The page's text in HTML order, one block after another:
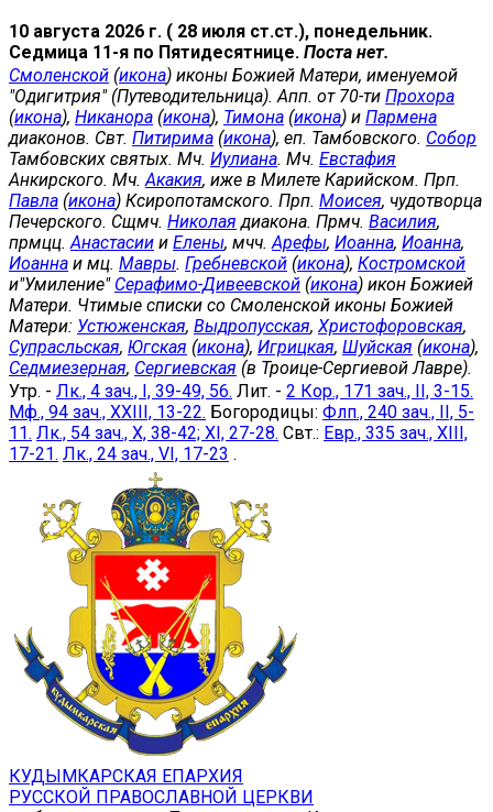
10 августа 2026 г. ( 28 июля ст.ст.), понедельник.
Седмица 11-я по Пятидесятнице. Поста нет.
Смоленской (икона) иконы Божией Матери, именуемой
"Одигитрия" (Путеводительница). Апп. от 70-ти Прохора
(икона), Никанора (икона), Тимона (икона) и Пармена
диаконов. Свт. Питирима (икона), еп. Тамбовского. Собор
Тамбовских святых. Мч. Иулиана. Мч. Евстафия
Анкирского. Мч. Акакия, иже в Милете Карийском. Прп.
Павла (икона) Ксиропотамского. Прп. Моисея, чудотворца
Печерского. Сщмч. Николая диакона. Прмч. Василия,
прмцц. Анастасии и Елены, мчч. Арефы, Иоанна, Иоанна,
Иоанна и мц. Мавры. Гребневской (икона), Костромской
и"Умиление" Серафимо-Дивеевской (икона) икон Божией
Матери. Чтимые списки со Смоленской иконы Божией
Матери: Устюженская, Выдропусская, Христофоровская,
Супрасльская, Югская (икона), Игрицкая, Шуйская (икона),
Седмиезерная, Сергиевская (в Троице-Сергиевой Лавре).
Утр. - Лк., 4 зач., I, 39-49, 56. Лит. - 2 Кор., 171 зач., II, 3-15.
Мф., 94 зач., XXIII, 13-22. Богородицы: Флп., 240 зач., II, 5-
11. Лк., 54 зач., X, 38-42; XI, 27-28. Свт.: Евр., 335 зач., XIII,
17-21. Лк., 24 зач., VI, 17-23 .
КУДЫМКАРСКАЯ ЕПАРХИЯ
РУССКОЙ ПРАВОСЛАВНОЙ ЦЕРКВИ